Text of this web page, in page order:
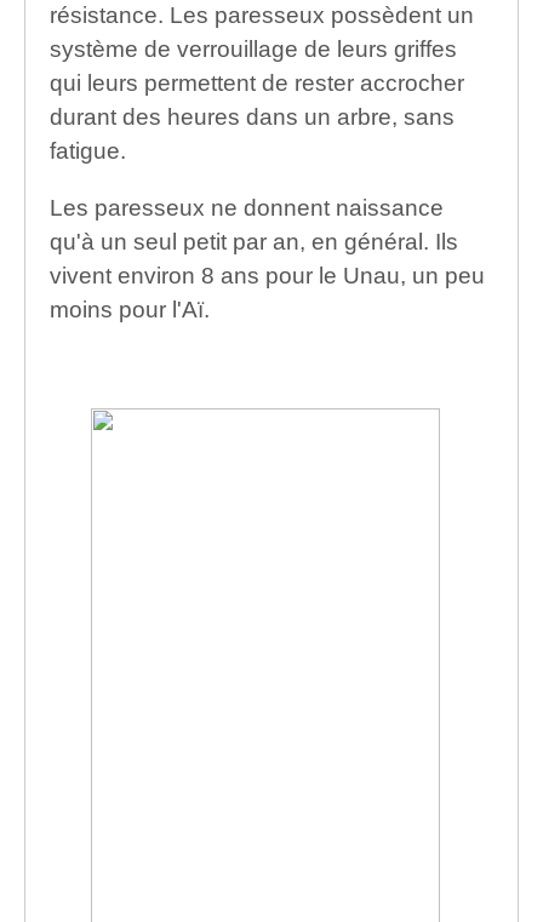
résistance. Les paresseux possèdent un
système de verrouillage de leurs griffes
qui leurs permettent de rester accrocher
durant des heures dans un arbre, sans
fatigue.
Les paresseux ne donnent naissance
qu'à un seul petit par an, en général. Ils
vivent environ 8 ans pour le Unau, un peu
moins pour l'Aï.